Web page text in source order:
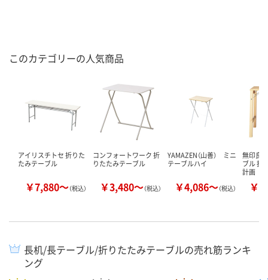
このカテゴリーの人気商品
アイリスチトセ 折りた
たみテーブル
￥7,880～（税込）
コンフォートワーク 折
りたたみテーブル
￥3,480～（税込）
YAMAZEN（山善） ミニ
テーブルハイ
￥4,086～（税込）
無印良
ブル 折
計画
￥
長机/長テーブル/折りたたみテーブルの売れ筋ランキ
ング